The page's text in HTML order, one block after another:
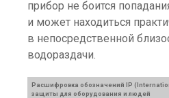
прибор не боится
и может находиться
в непосредственной
водораздачи.
Расшифровка обозначений IP
защиты для оборудования и людей